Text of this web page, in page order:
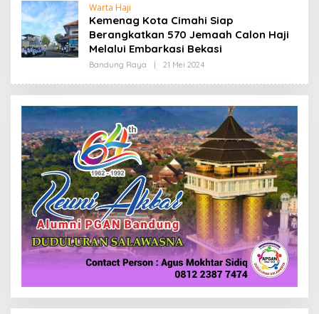
E
A
K
Warta Haji
Kemenag Kota Cimahi Siap
Berangkatkan 570 Jemaah Calon Haji
Melalui Embarkasi Bekasi
Bandung Raya 21 Mei 2024
E
H
R
D
A
K
I